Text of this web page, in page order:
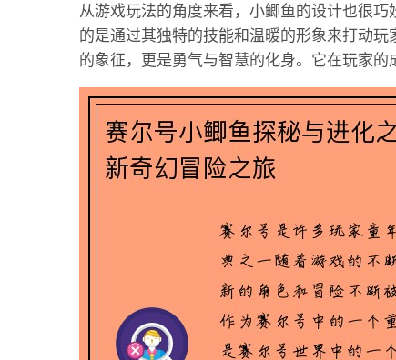
从游戏玩法的角度来看，小鲫鱼的设计也很
的是通过其独特的技能和温暖的形象来打动
的象征，更是勇气与智慧的化身。它在玩家的